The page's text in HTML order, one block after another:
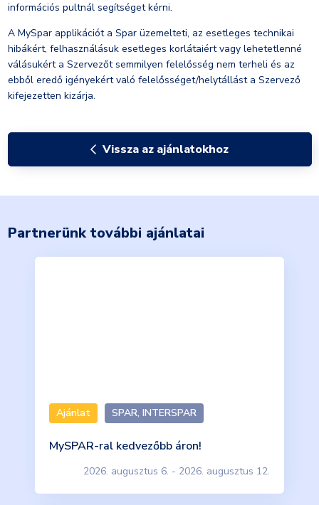
információs pultnál segítséget kérni.
A MySpar applikációt a Spar üzemelteti, az esetleges technikai
hibákért, felhasználásuk esetleges korlátaiért vagy lehetetlenné
válásukért a Szervezőt semmilyen felelősség nem terheli és az
ebből eredő igényekért való felelősséget/helytállást a Szervező
kifejezetten kizárja.
Vissza az ajánlatokhoz
Partnerünk további ajánlatai
Ajánlat SPAR, INTERSPAR
MySPAR-ral kedvezőbb áron!
2026. augusztus 6. - 2026. augusztus 12.